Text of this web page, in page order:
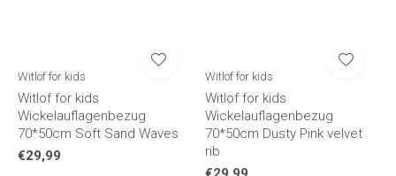
Witlof for kids
Witlof for kids
Wickelauflagenbezug
70*50cm Soft Sand Waves
€29,99
Witlof for kids
Witlof for kids
Wickelauflagenbezug
70*50cm Dusty Pink velvet
rib